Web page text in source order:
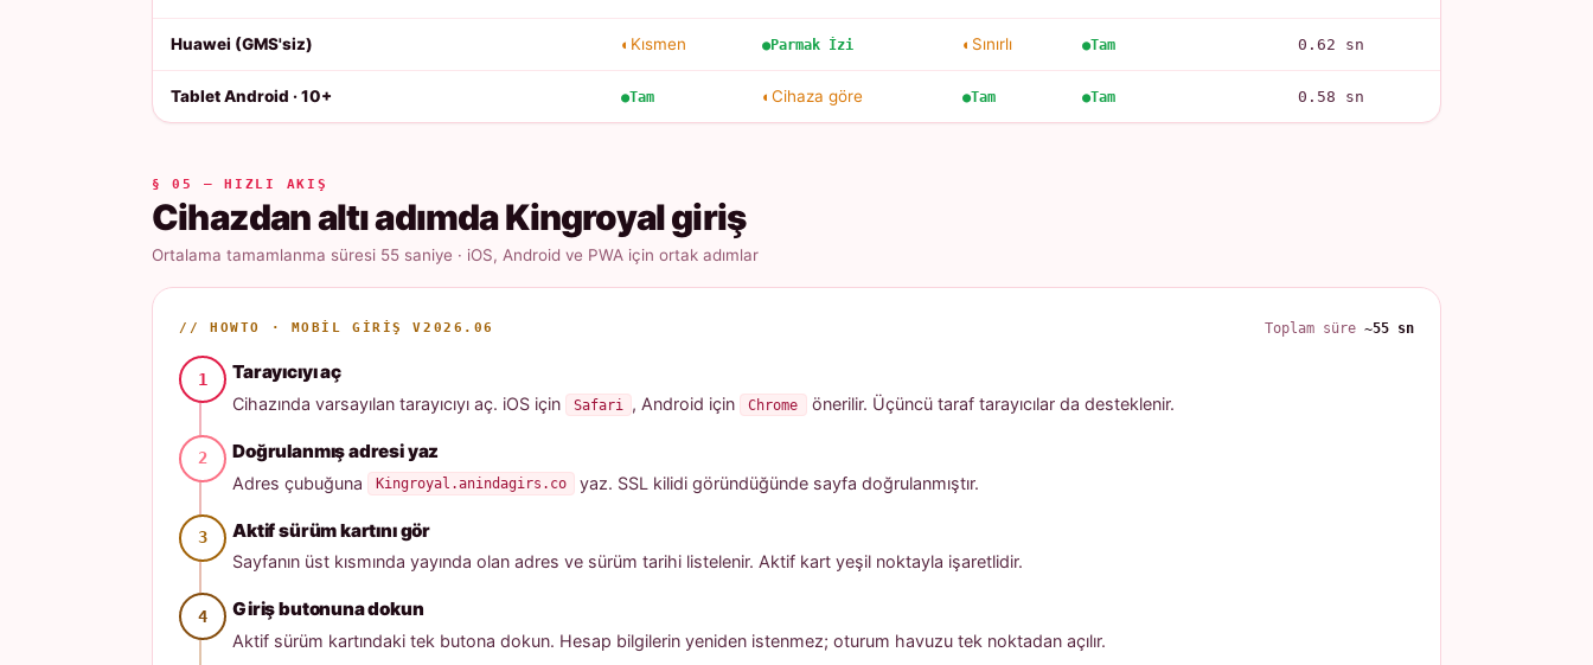
Huawei (GMS'siz) Kısmen Parmak İzi Sınırlı Tam 0.62 sn
Tablet Android · 10+ Tam Cihaza göre Tam Tam 0.58 sn
§ 05 — HIZLI AKIŞ
Cihazdan altı adımda Kingroyal giriş
Ortalama tamamlanma süresi 55 saniye · iOS, Android ve PWA için ortak adımlar
// HOWTO · MOBIL GIRIŞ V2026.06 Toplam süre ~55 sn
Tarayıcıyı aç
Cihazında varsayılan tarayıcıyı aç. iOS için Safari , Android için Chrome önerilir. Üçüncü taraf tarayıcılar da desteklenir.
Doğrulanmış adresi yaz
Adres çubuğuna Kingroyal.anindagirs.co yaz. SSL kilidi göründüğünde sayfa doğrulanmıştır.
Aktif sürüm kartını gör
Sayfanın üst kısmında yayında olan adres ve sürüm tarihi listelenir. Aktif kart yeşil noktayla işaretlidir.
Giriş butonuna dokun
Aktif sürüm kartındaki tek butona dokun. Hesap bilgilerin yeniden istenmez; oturum havuzu tek noktadan açılır.